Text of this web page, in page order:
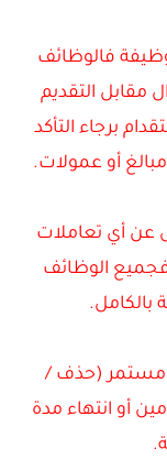
فالوظائف
مقابل التقديم
برجاء التأكد
أو عمولات.
أي تعاملات
الوظائف
بالكامل.
مستمر (حذف /
أو انتهاء مدة